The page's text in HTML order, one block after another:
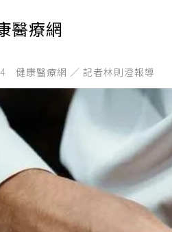
醫療網
健康醫療網 ／ 記者林則澄報導